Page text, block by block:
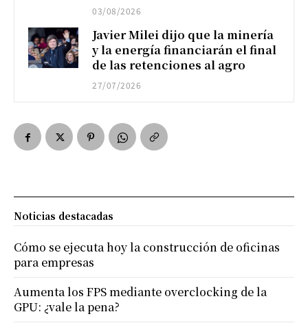
03/08/2026
Javier Milei dijo que la minería
y la energía financiarán el final
de las retenciones al agro
27/07/2026
Noticias destacadas
Cómo se ejecuta hoy la construcción de oficinas
para empresas
Aumenta los FPS mediante overclocking de la
GPU: ¿vale la pena?